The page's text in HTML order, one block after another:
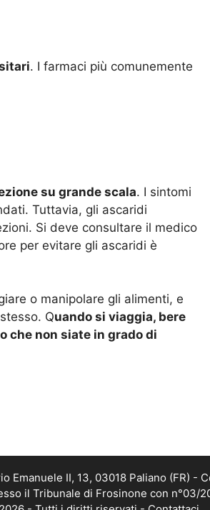
. I farmaci più comunemente
su grande scala. I sintomi
Tuttavia, gli ascaridi
Si deve consultare il medico
per evitare gli ascaridi è
o manipolare gli alimenti, e
Quando si viaggia, bere
che non siate in grado di
Emanuele II, 13, 03018 Paliano (FR) -
il Tribunale di Frosinone con n°03/